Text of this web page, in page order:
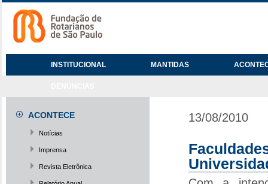
INSTITUCIONAL MANTIDAS
ACONTECE
Notícias
Imprensa
Revista Eletrônica
13/08/2010